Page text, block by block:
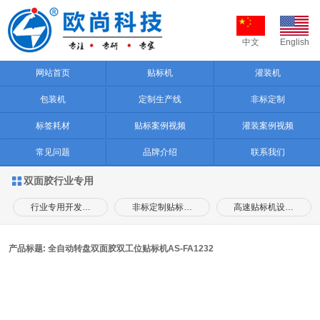
中文 English
网站首页 贴标机 灌装机
包装机 定制生产线 非标定制
标签耗材 贴标案例视频 灌装案例视频
常见问题 品牌介绍 联系我们
 双面胶行业专用
行业专用开发… 非标定制贴标… 高速贴标机设…
产品标题: 全自动转盘双面胶双工位贴标机AS-FA1232